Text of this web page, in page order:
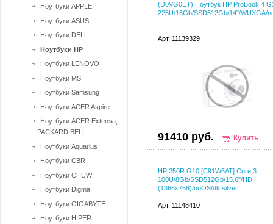
(D0VG0ET) Ноутбук HP ProBook 4
225U/16Gb/SSD512Gb/14"/WUXGA/
Арт. 11139329
91410 руб. Купить
HP 250R G10 [C91W6AT] Core 3
100U/8Gb/SSD512Gb/15.6"/HD
(1366x768)/noOS/dk.silver
Арт. 11148410
Ноутбуки APPLE
Ноутбуки ASUS
Ноутбуки DELL
Ноутбуки HP
Ноутбуки LENOVO
Ноутбуки MSI
Ноутбуки Samsung
Ноутбуки ACER Aspire
Ноутбуки ACER Extensa,
PACKARD BELL
Ноутбуки Aquarius
Ноутбуки CBR
Ноутбуки CHUWI
Ноутбуки Digma
Ноутбуки GIGABYTE
Ноутбуки HIPER